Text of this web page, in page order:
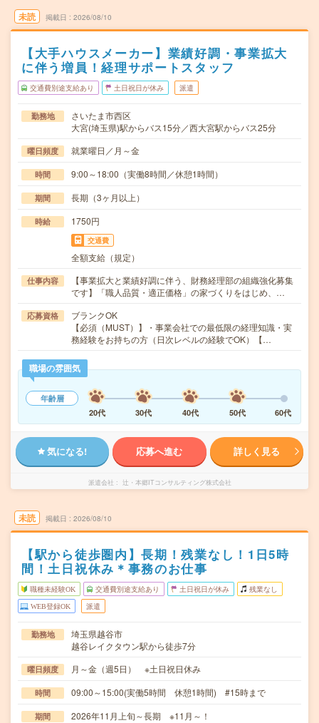
未読 掲載日 2026/08/10
【大手ハウスメーカー】業績好調・事業拡大
に伴う増員！経理サポートスタッフ
交通費別途支給あり 土日祝日が休み 派遣
勤務地
さいたま市西区
大宮(埼玉県)駅からバス15分／西大宮駅からバス25分
曜日頻度 就業曜日／月～金
時間 9:00～18:00（実働8時間／休憩1時間）
期間 長期（3ヶ月以上）
時給 1750円
交通費
全額支給（規定）
仕事内容
【事業拡大と業績好調に伴う、財務経理部の組織強化募集
です】「職人品質・適正価格」の家づくりをはじめ、…
応募資格
ブランクOK
【必須（MUST）】・事業会社での最低限の経理知識・実
務経験をお持ちの方（日次レベルの経験でOK）【…
職場の雰囲気
年齢層
20代
30代 40代 50代 60代
気になる! 応募へ進む 詳しく見る
派遣会社 辻・本郷ITコンサルティング株式会社
未読 掲載日 2026/08/10
【駅から徒歩圏内】長期！残業なし！1日5時
間！土日祝休み＊事務のお仕事
職種未経験OK 交通費別途支給あり 土日祝日が休み 残業なし
WEB登録OK 派遣
勤務地
埼玉県越谷市
越谷レイクタウン駅から徒歩7分
曜日頻度 月～金（週5日） ※土日祝日休み
時間 09:00～15:00(実働5時間 休憩1時間) #15時まで
期間 2026年11月上旬～長期 ※11月～！